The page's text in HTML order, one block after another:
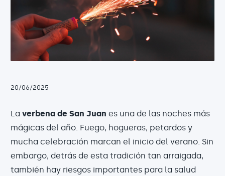
20/06/2025
La verbena de San Juan es una de las noches más
mágicas del año. Fuego, hogueras, petardos y
mucha celebración marcan el inicio del verano. Sin
embargo, detrás de esta tradición tan arraigada,
también hay riesgos importantes para la salud